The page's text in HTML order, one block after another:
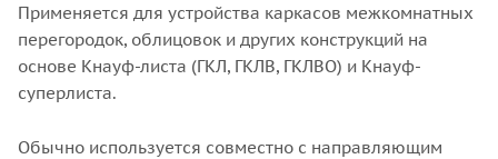
Применяется для устройства каркасов межкомнатных
перегородок, облицовок и других конструкций на
основе Кнауф-листа (ГКЛ, ГКЛВ, ГКЛВО) и Кнауф-
суперлиста.
Обычно используется совместно с направляющим